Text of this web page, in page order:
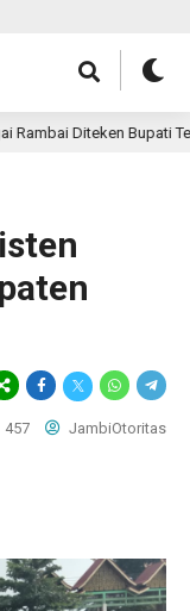
Diteken Bupati Tebo,
457 JambiOtoritas